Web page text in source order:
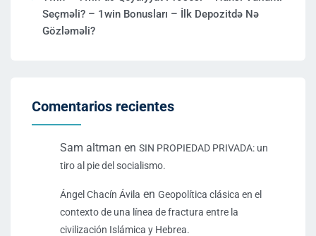
Seçməli? – 1win Bonusları – İlk Depozitdə Nə
Gözləməli?
Comentarios recientes
Sam altman en SIN PROPIEDAD PRIVADA: un
tiro al pie del socialismo.
Ángel Chacín Ávila en Geopolítica clásica en el
contexto de una línea de fractura entre la
civilización Islámica y Hebrea.